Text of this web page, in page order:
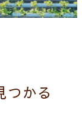
つかる